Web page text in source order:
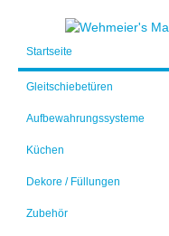
Startseite
Gleitschiebetüren
Aufbewahrungssysteme
Küchen
Dekore / Füllungen
Zubehör